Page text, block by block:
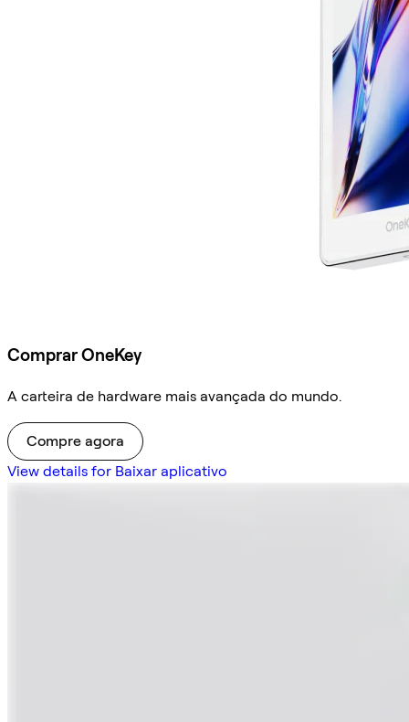
Comprar OneKey
A carteira de hardware mais avançada do mundo.
Compre agora
View details for Baixar aplicativo